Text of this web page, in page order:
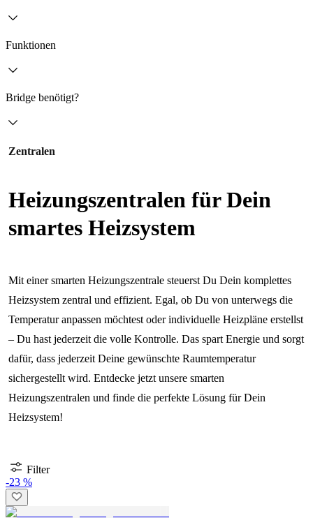
Funktionen
Bridge benötigt?
Zentralen
Heizungszentralen für Dein
smartes Heizsystem
Mit einer smarten Heizungszentrale steuerst Du Dein komplettes
Heizsystem zentral und effizient. Egal, ob Du von unterwegs die
Temperatur anpassen möchtest oder individuelle Heizpläne erstellst
– Du hast jederzeit die volle Kontrolle. Das spart Energie und sorgt
dafür, dass jederzeit Deine gewünschte Raumtemperatur
sichergestellt wird. Entdecke jetzt unsere smarten
Heizungszentralen und finde die perfekte Lösung für Dein
Heizsystem!
Filter
-23 %